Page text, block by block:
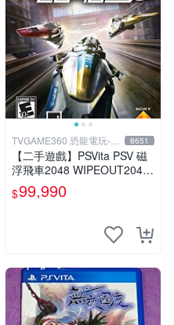
TVGAME360 恐龍電玩-台
中店
8651
【二手遊戲】PSVita PSV 磁
浮飛車2048 WIPEOUT2048
英文亞版【台中恐龍電玩】
$99,990